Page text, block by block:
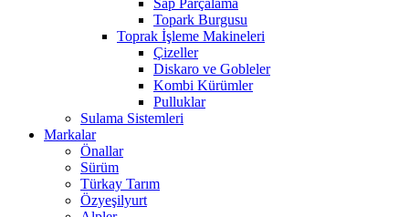
Sap Parçalama
Topark Burgusu
Toprak İşleme Makineleri
Çizeller
Diskaro ve Gobleler
Kombi Kürümler
Pulluklar
Sulama Sistemleri
Markalar
Önallar
Sürüm
Türkay Tarım
Özyeşilyurt